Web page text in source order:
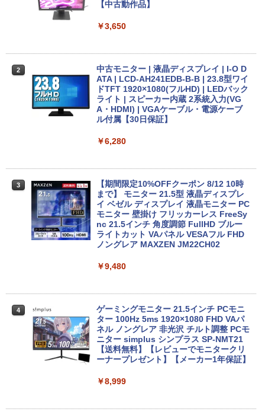
omeOS N100 メモリ4GB eMMC64GB 1
中古ノートパソコン HP ProBook 450 G
5 G6 G7 G8 第10世代 Core i3/i5選択可
Windows11 Pro Office 2024付き メモリ
16GB SSD512GB 15.6型 Webカメラ テ
ンキー 軽量 ビジネス 在宅勤務 学生向け
￥24,980
3
送料無料 あす楽対応 即日発送 中古良品
フルHD対応WUXGA 12.1インチ Panaso
nic Let's note CF-SZ6Z Windows11 七
世代Core i7-7600U 16GB 爆速512GB-S
SD カメラ 無線 Office付 Win11【ノート
パソコン 中古パソコン 中古PC】（Wind
ows10も対応可能 Win10）
￥28,589
4
超得2,000円OFF&P5倍｜第8世代 office
付き｜楽天1位 三冠獲得｜豪華特典付き
｜最大180日保証｜Core i5 第8世代｜中
古ノートパソコン Windows11 office付
き｜15.6型 テンキー付き｜ノートパソコ
ンWindows11 第8世代｜ノートパソコン
Core i5 9500T メモリ8GB 中古SSD 2.5
【送料無料】【1年保証】
デスクトップパソコン デル DELL optipl
ex 3070SF Micro 9世代 Core i5 メモリ8
GB 16GB SSD256GB HDMI office Win
dows11 pro Win11 4K 対応 ミニPC デ
古パソコン 1186aR 10249091
Win11搭載 デスクトップパソコン ミニP
C miniPC 初心者向け Office付き Windo
ws11 初心者向け 初期設定済 省スペース
高さ4.4cm 軽量 モニター取り付け可 イ
ンテルCeleron メモリ8GB 高速SSD 256
機能 テレワーク 在宅勤務 パソコン
【最新モデル】デスクトップパソコン 一
体型 22型液晶 Core i5 高速CPU搭載 Wi
ndows11 & Office付き メモリ8GB SSD
256GB Wi-Fi対応 USB3.0 一体型PC テ
ト付き 在宅勤務 テレワーク 家庭用 省ス
￥42,980
【中古動作品】
￥3,650
2
中古モニター | 液晶ディスプレイ | I-O D
ATA | LCD-AH241EDB-B-B | 23.8型ワイ
ドTFT 1920×1080(フルHD) | LEDバック
ライト | スピーカー内蔵 2系統入力(VG
A・HDMI) | VGAケーブル・電源ケーブ
ル付属【30日保証】
￥6,280
3
【期間限定10%OFFクーポン 8/12 10時
まで】 モニター 21.5型 液晶ディスプレ
イ ベゼル ディスプレイ 液晶モニター PC
モニター 壁掛け フリッカーレス FreeSy
nc 21.5インチ 角度調節 FullHD ブルー
ライトカット VAパネル VESAフル FHD
ノングレア MAXZEN JM22CH02
￥9,480
4
ゲーミングモニター 21.5インチ PCモニ
ター 100Hz 5ms 1920×1080 FHD VAパ
ネル ノングレア 非光沢 チルト調整 PCモ
ニター simplus シンプラス SP-NMT21
【送料無料】【レビューでモニタークリ
ーナープレゼント】【メーカー1年保証】
￥8,999